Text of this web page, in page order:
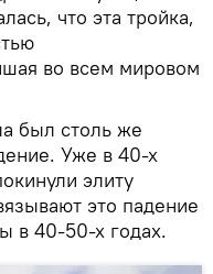
что эта тройка,
во всем мировом
был столь же
Уже в 40-х
элиту
это падение
в 40-50-х годах.